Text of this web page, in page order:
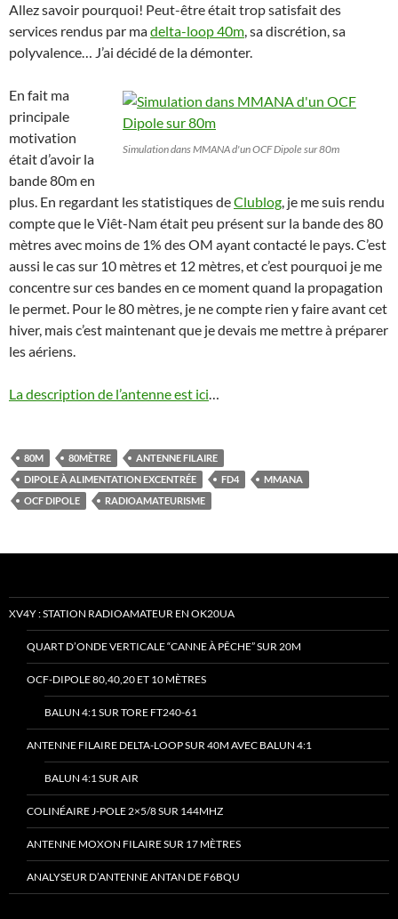
Allez savoir pourquoi! Peut-être était trop satisfait des
services rendus par madelta-loop 40m, sa discrétion, sa
polyvalence… J’ai décidé de la démonter.
Simulation dans MMANA d'un OCF Dipole sur 80m
En fait ma
principale
motivation
était d’avoir la
bande 80m en
plus. En regardant les statistiques deClublog, je me suis rendu
compte que le Viêt-Nam était peu présent sur la bande des 80
mètres avec moins de 1% des OM ayant contacté le pays. C’est
aussi le cas sur 10 mètres et 12 mètres, et c’est pourquoi je me
concentre sur ces bandes en ce moment quand la propagation
le permet. Pour le 80 mètres, je ne compte rien y faire avant cet
hiver, mais c’est maintenant que je devais me mettre à préparer
les aériens.
La description de l’antenne est ici…
80M 80MÈTRE
ANTENNE FILAIRE
DIPOLE À ALIMENTATION EXCENTRÉE
FD4
MMANA
OCF DIPOLE
RADIOAMATEURISME
XV4Y : STATION RADIOAMATEUR EN OK20UA
QUART D’ONDE VERTICALE “CANNE À PÊCHE” SUR 20M
OCF-DIPOLE 80,40,20 ET 10 MÈTRES
BALUN 4:1 SUR TORE FT240-61
ANTENNE FILAIRE DELTA-LOOP SUR 40M AVEC BALUN 4:1
BALUN 4:1 SUR AIR
COLINÉAIRE J-POLE 2×5/8 SUR 144MHZ
ANTENNE MOXON FILAIRE SUR 17 MÈTRES
ANALYSEUR D’ANTENNE ANTAN DE F6BQU